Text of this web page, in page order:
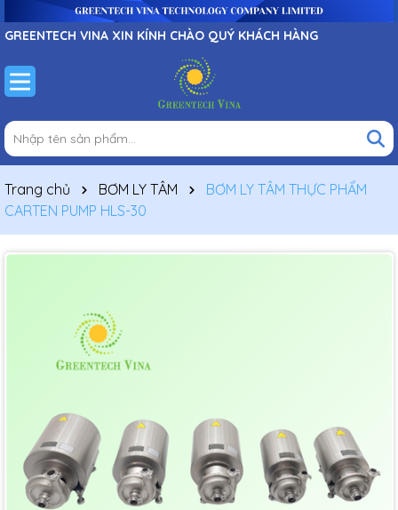
GREENTECH VINA XIN KÍNH CHÀO QUÝ KHÁCH HÀNG
Trang chủ BƠM LY TÂM
BƠM LY TÂM THỰC PHẨM
CARTEN PUMP HLS-30